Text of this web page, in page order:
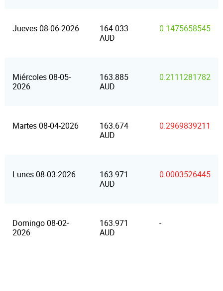
Jueves 08-06-2026
164.033
AUD
0.1475658545
Miércoles 08-05-
2026
163.885
AUD
0.2111281782
Martes 08-04-2026
163.674
AUD
0.2969839211
Lunes 08-03-2026
163.971
AUD
0.0003526445
Domingo 08-02-
2026
163.971
AUD
-